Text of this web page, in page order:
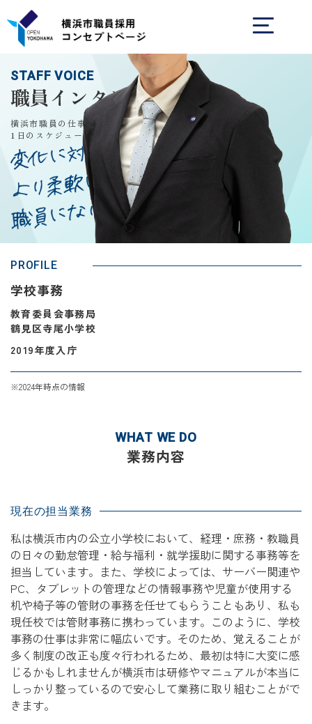
STAFF VOICE
職員インタビュー
横浜市職員の仕事内容や、
1日のスケジュールを知る
PROFILE
学校事務
教育委員会事務局
鶴見区寺尾小学校
2019年度入庁
※2024年時点の情報
WHAT WE DO
業務内容
現在の担当業務
私は横浜市内の公立小学校において、経理・庶務・教職員
の日々の勤怠管理・給与福利・就学援助に関する事務等を
担当しています。また、学校によっては、サーバー関連や
PC、タブレットの管理などの情報事務や児童が使用する
机や椅子等の管財の事務を任せてもらうこともあり、私も
現任校では管財事務に携わっています。このように、学校
事務の仕事は非常に幅広いです。そのため、覚えることが
多く制度の改正も度々行われるため、最初は特に大変に感
じるかもしれませんが横浜市は研修やマニュアルが本当に
しっかり整っているので安心して業務に取り組むことがで
きます。